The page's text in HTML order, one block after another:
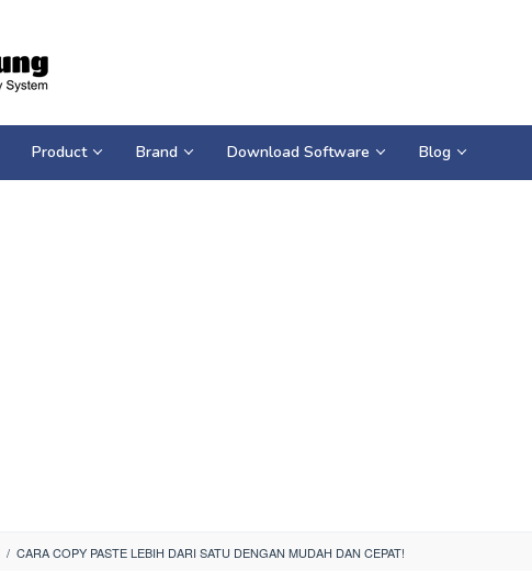
Product Brand Download Software Blog
/ CARA COPY PASTE LEBIH DARI SATU DENGAN MUDAH DAN CEPAT!